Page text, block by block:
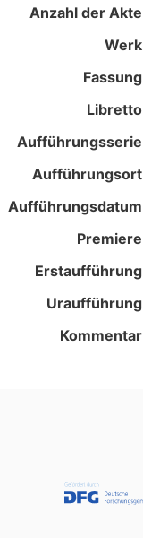
Anzahl der Akte
Werk
Fassung
Libretto
Aufführungsserie
Aufführungsort
Aufführungsdatum
Premiere
Erstaufführung
Uraufführung
Kommentar